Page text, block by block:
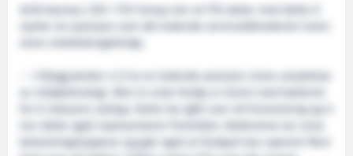
Arild Aasmyr, CEO i FSV Group sier at FSV øsker med dette å
styrke sin posisjon som det ledende servicebåtrederiet innen
store enkeltskrogsfartøy.
– I tillegg ønsker vi å ta en ledende posisjon innen utnyttelse
av miljøteknologi. Våre to siste fartøy er levert med batterier
for å redusere utslipp. Dette har gått over all forventning og vi
tror dette også representerer fremtiden. Batteriene tar unna
belastningstoppene og gjør også at fartøyet kan operere flere